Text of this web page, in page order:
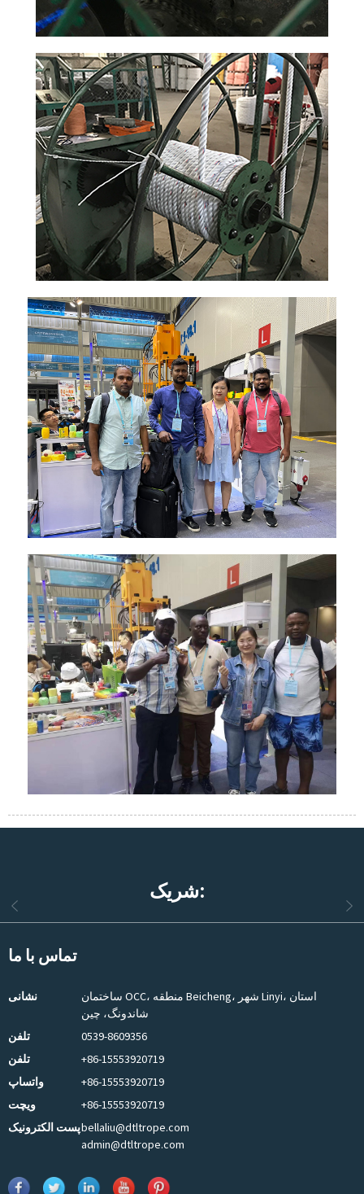
شریک:
تماس با ما
نشانی
ساختمان OCC، منطقه Beicheng، شهر Linyi، استان
شاندونگ، چین
تلفن
0539-8609356
تلفن
+86-15553920719
واتساپ
+86-15553920719
ویچت
+86-15553920719
پست الکترونیکbellaliu@dtltrope.com
admin@dtltrope.com